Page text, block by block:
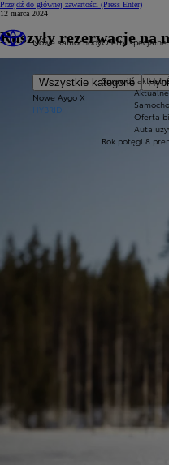
Przejdź do głównej zawartości (Press Enter)
Nowe samochody
Wszystkie kategorie
Nowe Aygo X
HYBRID
Oferty specjalne
Sprawdź
Oferta
Auta
Rok potęgi 8
12 marca 2024
Ruszyły rezerwacje na